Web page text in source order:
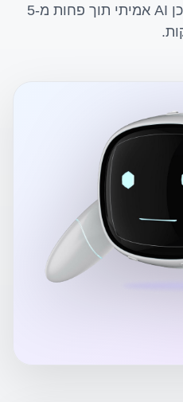
אין צורך בהתקנה. נסו סוכן AI אמיתי תוך פחות מ-5